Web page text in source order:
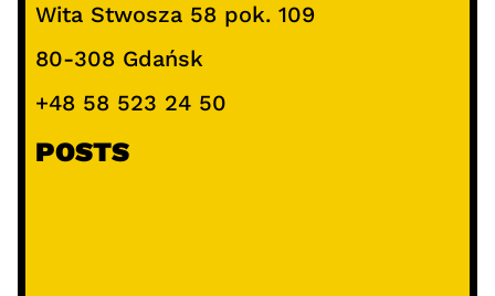
Wita Stwosza 58 pok. 109
80-308 Gdańsk
+48 58 523 24 50
POSTS